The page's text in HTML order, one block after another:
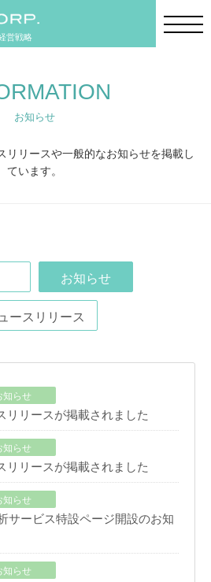
営戦略
お知らせ
リリースや一般的なお知らせを掲載し
ています。
お知らせ
ースリリース
知らせ
リリースが掲載されました
知らせ
リリースが掲載されました
知らせ
サービス特設ページ開設のお知
知らせ